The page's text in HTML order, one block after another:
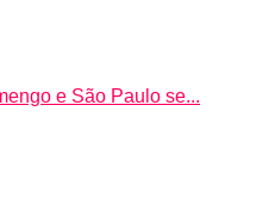
e São Paulo se...